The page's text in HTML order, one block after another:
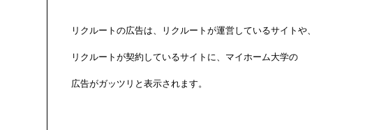
リクルートの広告は、リクルートが運営しているサイトや、
リクルートが契約しているサイトに、マイホーム大学の
広告がガッツリと表示されます。